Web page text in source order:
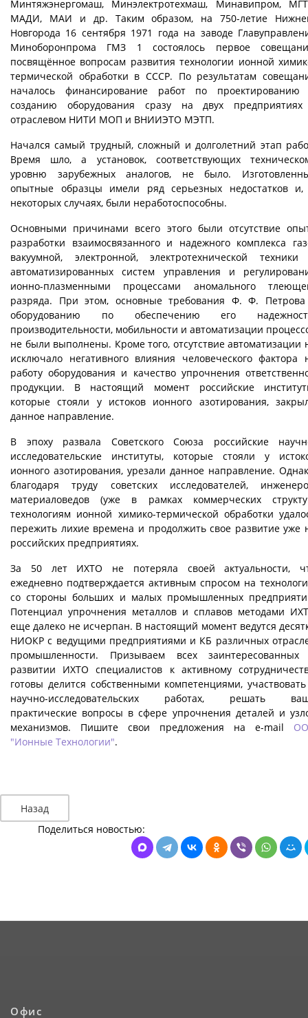
Минтяжэнергомаш, Минэлектротехмаш, Минавипром,
МАДИ, МАИ и др. Таким образом, на 750-летие
Новгорода 16 сентября 1971 года на заводе
Миноборонпрома ГМЗ 1 состоялось первое
посвящённое вопросам развития технологии ионной
термической обработки в СССР. По результатам
началось финансирование работ по
созданию оборудования сразу на двух
отраслевом НИТИ МОП и ВНИИЭТО МЭТП.
Начался самый трудный, сложный и долголетний этап
Время шло, а установок, соответствующих
уровню зарубежных аналогов, не было.
опытные образцы имели ряд серьезных недостатков
некоторых случаях, были неработоспособны.
Основными причинами всего этого были отсутствие
разработки взаимосвязанного и надежного комплекса
вакуумной, электронной, электротехнической
автоматизированных систем управления и
ионно-плазменными процессами аномального
разряда. При этом, основные требования Ф. Ф.
оборудованию по обеспечению его
производительности, мобильности и автоматизации
не были выполнены. Кроме того, отсутствие автоматизации
исключало негативного влияния человеческого фактора
работу оборудования и качество упрочнения
продукции. В настоящий момент российские
которые стояли у истоков ионного азотирования,
данное направление.
В эпоху развала Советского Союза российские
исследовательские институты, которые стояли у
ионного азотирования, урезали данное направление.
благодаря труду советских исследователей,
материаловедов (уже в рамках коммерческих
технологиям ионной химико-термической обработки
пережить лихие времена и продолжить свое развитие уже
российских предприятиях.
За 50 лет ИХТО не потеряла своей актуальности,
ежедневно подтверждается активным спросом на
со стороны больших и малых промышленных
Потенциал упрочнения металлов и сплавов методами
еще далеко не исчерпан. В настоящий момент ведутся
НИОКР с ведущими предприятиями и КБ различных
промышленности. Призываем всех
развитии ИХТО специалистов к активному
готовы делится собственными компетенциями,
научно-исследовательских работах, решать
практические вопросы в сфере упрочнения деталей и
механизмов. Пишите свои предложения на e-mail
"Ионные Технологии".
Назад
Поделиться новостью:
Офис